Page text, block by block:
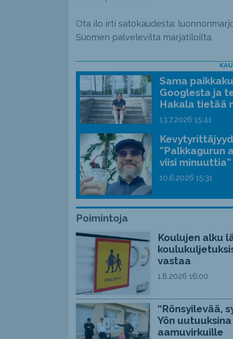
Ota ilo irti satokaudesta:
Suomen palvelevilta marjatiloilta.
Sama
Googlesta ja
Hakala tietää
13.7.2026 15:41
”Palkkagurun
viisi minuuttia”
10.6.2026 15:31
Poimintoja
Koulujen alku
vastaa
1.8.2026 16:00
“Rönsyilevää,
Yön
aamuvirkuille